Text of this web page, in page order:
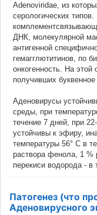
Adenoviridae, из
серологических
ДНК, молекулярной
антигенной
гемагглютитинов, по
онкогенность. На
получивших
Аденовирусы
среды, при
течение 7 дней, при
устойчивы к эфиру,
температуры 56° С в
раствора фенола, 1 %
перекиси водорода - в
Патогенез (что
Аденовирусного